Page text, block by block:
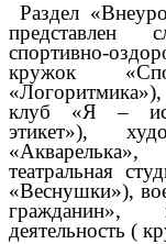
Раздел
представлен
спортивно-
кружок
клуб «Я –
этикет»),
театральная
«Веснушки»),
гражданин»,
деятельность (